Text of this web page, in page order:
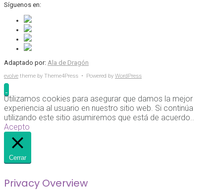
Síguenos en:
Adaptado por: Ala de Dragón
evolve theme by Theme4Press • Powered by WordPress
Utilizamos cookies para asegurar que damos la mejor
experiencia al usuario en nuestro sitio web. Si continúa
utilizando este sitio asumiremos que está de acuerdo..
Acepto
Cerrar
Privacy Overview